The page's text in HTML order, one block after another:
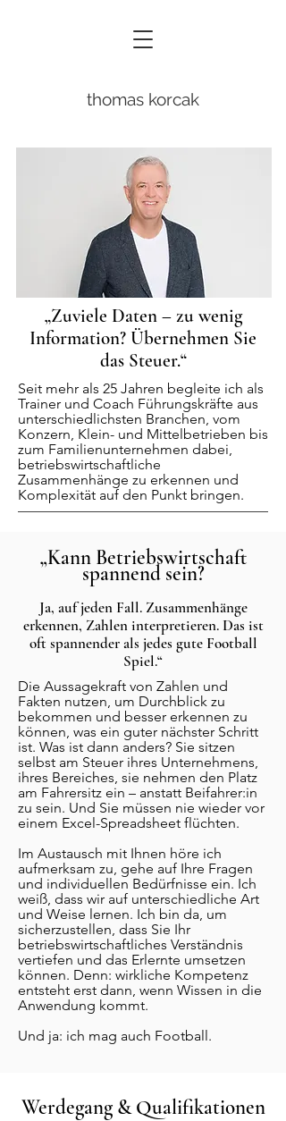
thomas korcak
„Zuviele Daten – zu wenig
Information? Übernehmen Sie
das Steuer.“
Seit mehr als 25 Jahren begleite ich als
Trainer und Coach Führungskräfte aus
unterschiedlichsten Branchen, vom
Konzern, Klein- und Mittelbetrieben bis
zum Familienunternehmen dabei,
betriebswirtschaftliche
Zusammenhänge zu erkennen und
Komplexität auf den Punkt bringen.
„Kann Betriebswirtschaft
spannend sein?
Ja, auf jeden Fall. Zusammenhänge
erkennen, Zahlen interpretieren. Das ist
oft spannender als jedes gute Football
Spiel.“
Die Aussagekraft von Zahlen und
Fakten nutzen, um Durchblick zu
bekommen und besser erkennen zu
können, was ein guter nächster Schritt
ist. Was ist dann anders? Sie sitzen
selbst am Steuer ihres Unternehmens,
ihres Bereiches, sie nehmen den Platz
am Fahrersitz ein – anstatt Beifahrer:in
zu sein. Und Sie müssen nie wieder vor
einem Excel-Spreadsheet flüchten.
Im Austausch mit Ihnen höre ich
aufmerksam zu, gehe auf Ihre Fragen
und individuellen Bedürfnisse ein. Ich
weiß, dass wir auf unterschiedliche Art
und Weise lernen. Ich bin da, um
sicherzustellen, dass Sie Ihr
betriebswirtschaftliches Verständnis
vertiefen und das Erlernte umsetzen
können. Denn: wirkliche Kompetenz
entsteht erst dann, wenn Wissen in die
Anwendung kommt.
Und ja: ich mag auch Football.
Werdegang & Qualifikationen